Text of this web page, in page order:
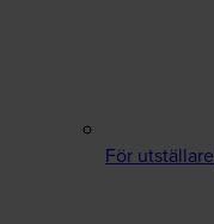
För utställare